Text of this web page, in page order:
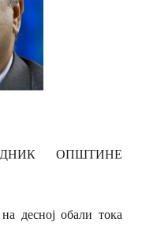
ОПШТИНЕ
десној обали тока